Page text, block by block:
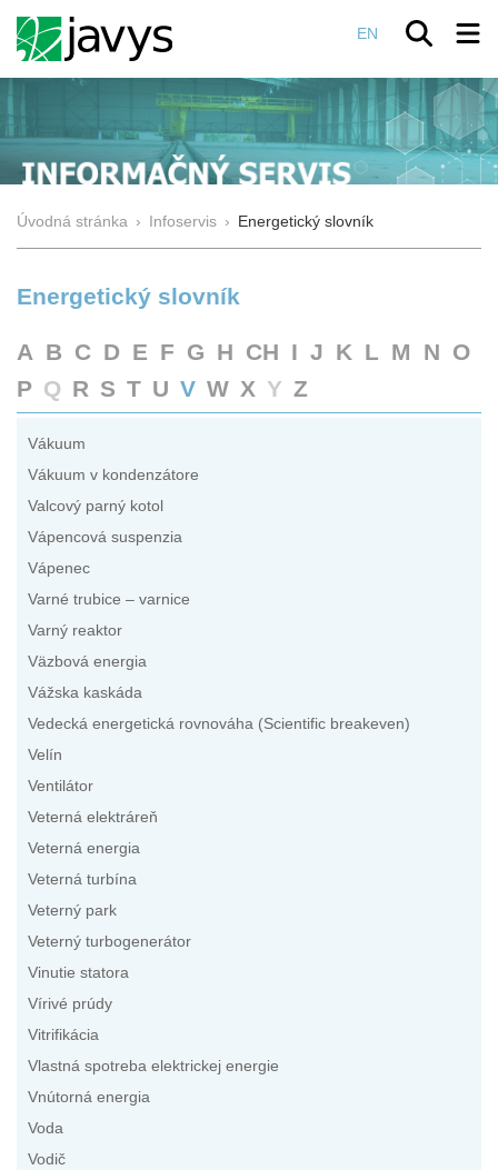
EN
Úvodná stránka › Infoservis › Energetický slovník
Energetický slovník
A B C D E F G H CH I J K L M N O
P Q R S T U V W X Y Z
Vákuum
Vákuum v kondenzátore
Valcový parný kotol
Vápencová suspenzia
Vápenec
Varné trubice – varnice
Varný reaktor
Väzbová energia
Vážska kaskáda
Vedecká energetická rovnováha (Scientific breakeven)
Velín
Ventilátor
Veterná elektráreň
Veterná energia
Veterná turbína
Veterný park
Veterný turbogenerátor
Vinutie statora
Vírivé prúdy
Vitrifikácia
Vlastná spotreba elektrickej energie
Vnútorná energia
Voda
Vodič